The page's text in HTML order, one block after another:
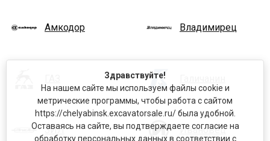
Амкодор Владимирец
ЗИЛ Ивановец
Здравствуйте!
На нашем сайте мы используем файлы cookie и
метрические программы, чтобы работа с сайтом
https://chelyabinsk.excavatorsale.ru/ была удобной.
Оставаясь на сайте, вы подтверждаете согласие на
обработку персональных данных в соответствии с